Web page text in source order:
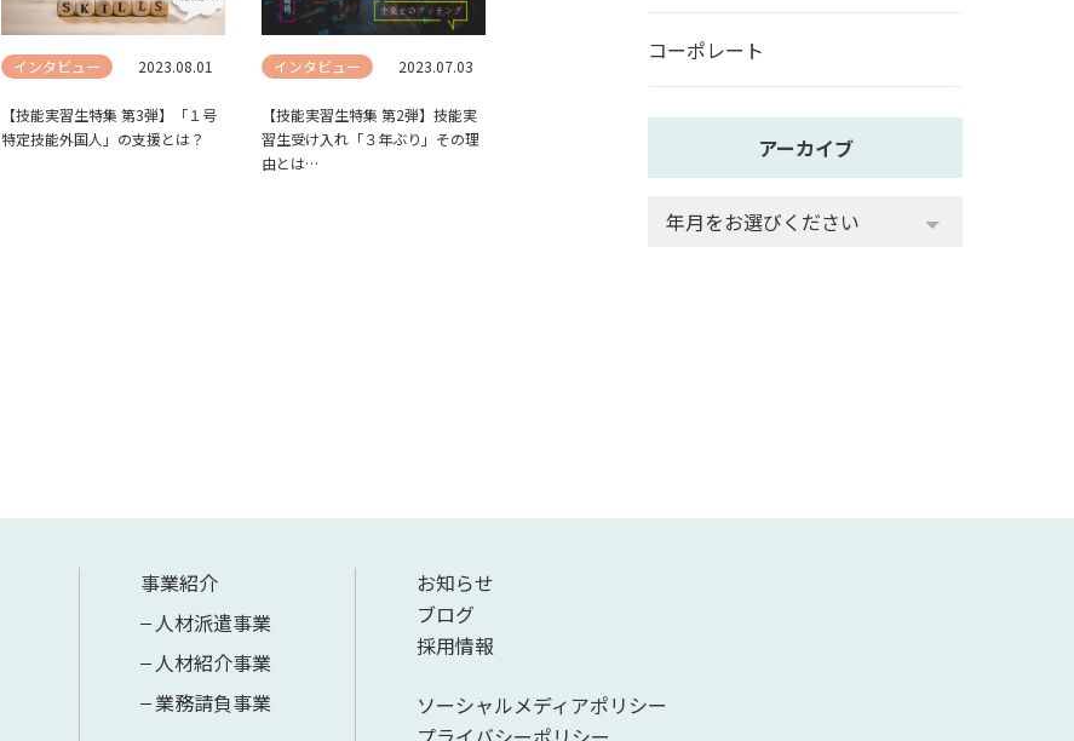
インタビュー 2023.08.01
【技能実習生特集 第3弾】「１号
特定技能外国人」の支援とは？
インタビュー 2023.07.03
【技能実習生特集 第2弾】技能実
習生受け入れ「３年ぶり」その理
由とは…
コーポレート
アーカイブ
事業紹介
人材派遣事業
人材紹介事業
業務請負事業
お知らせ
ブログ
採用情報
ソーシャルメディアポリシー